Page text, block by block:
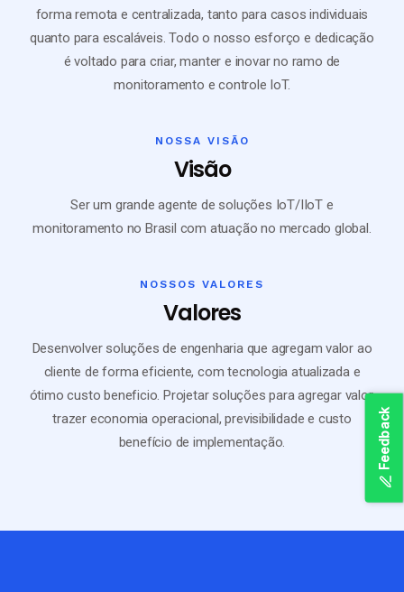
forma remota e centralizada, tanto para casos individuais
quanto para escaláveis. Todo o nosso esforço e dedicação
é voltado para criar, manter e inovar no ramo de
monitoramento e controle IoT.
NOSSA VISÃO
Visão
Ser um grande agente de soluções IoT/IIoT e
monitoramento no Brasil com atuação no mercado global.
NOSSOS VALORES
Valores
Desenvolver soluções de engenharia que agregam valor ao
cliente de forma eficiente, com tecnologia atualizada e
ótimo custo beneficio. Projetar soluções para agregar valor,
trazer economia operacional, previsibilidade e custo
benefício de implementação. Feedback